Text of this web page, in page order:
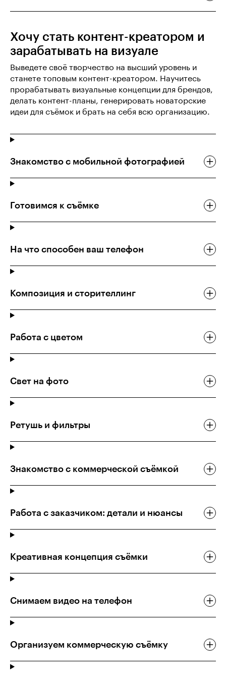
Хочу стать контент-креатором и
зарабатывать на визуале
Выведете своё творчество на высший уровень и
станете топовым контент-креатором. Научитесь
прорабатывать визуальные концепции для брендов,
делать контент-планы, генерировать новаторские
идеи для съёмок и брать на себя всю организацию.
Знакомство с мобильной фотографией
Готовимся к съёмке
На что способен ваш телефон
Композиция и сторителлинг
Работа с цветом
Свет на фото
Ретушь и фильтры
Знакомство с коммерческой съёмкой
Работа с заказчиком: детали и нюансы
Креативная концепция съёмки
Снимаем видео на телефон
Организуем коммерческую съёмку